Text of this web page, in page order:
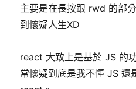
主要是在長按跟 rwd 的部
到懷疑人生XD
react 大致上是基於 JS 的
常懷疑到底是我不懂 JS 還